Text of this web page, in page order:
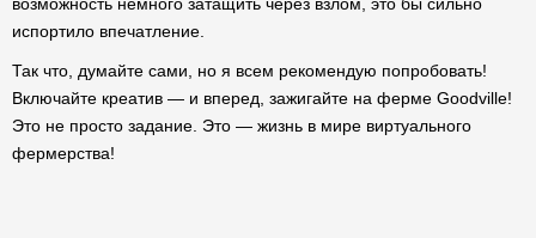
испортило впечатление.
Так что, думайте сами, но я всем рекомендую попробовать!
Включайте креатив — и вперед, зажигайте на ферме Goodville!
Это не просто задание. Это — жизнь в мире виртуального
фермерства!